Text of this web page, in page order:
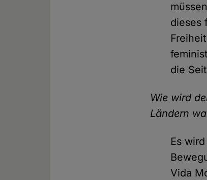
dieses
die
Wie wird
Ländern
Es
Vida